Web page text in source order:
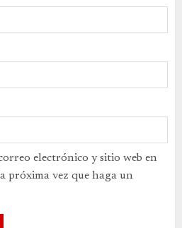
electrónico y sitio web en
próxima vez que haga un